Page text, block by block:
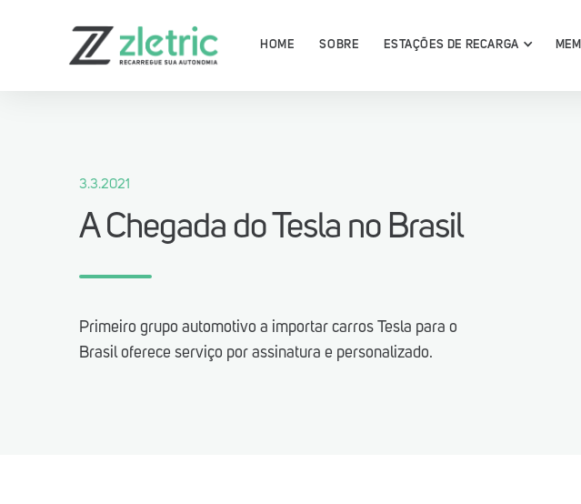
HOME SOBRE ESTAÇÕES DE RECARGA
Baixe agora o App Zletric e conheça
3.3.2021
A Chegada do Tesla no Brasil
Primeiro grupo automotivo a importar carros Tesla para o
Brasil oferece serviço por assinatura e personalizado.